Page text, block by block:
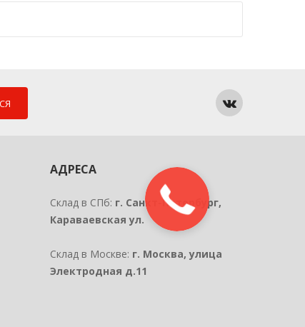
АДРЕСА
Склад в СПб: г. Санкт-Петербург,
Караваевская ул.
Склад в Москве: г. Москва, улица
Электродная д.11